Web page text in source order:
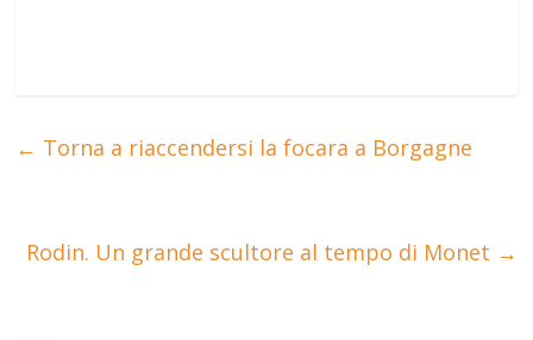
← Torna a riaccendersi la focara a Borgagne
Rodin. Un grande scultore al tempo di Monet →